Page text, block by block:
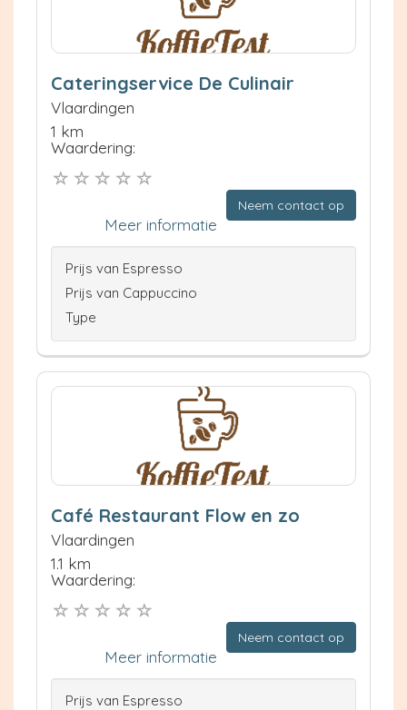
Cateringservice De Culinair
Vlaardingen
1 km
Waardering:
Neem contact op
Meer informatie
Prijs van Espresso
Prijs van Cappuccino
Type
Café Restaurant Flow en zo
Vlaardingen
1.1 km
Waardering:
Neem contact op
Meer informatie
Prijs van Espresso